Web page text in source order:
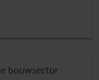
bouwsector